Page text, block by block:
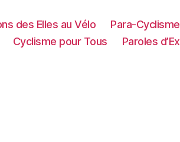
des Elles au Vélo
Para-Cyclisme
Cyclisme pour Tous Paroles d’Ex